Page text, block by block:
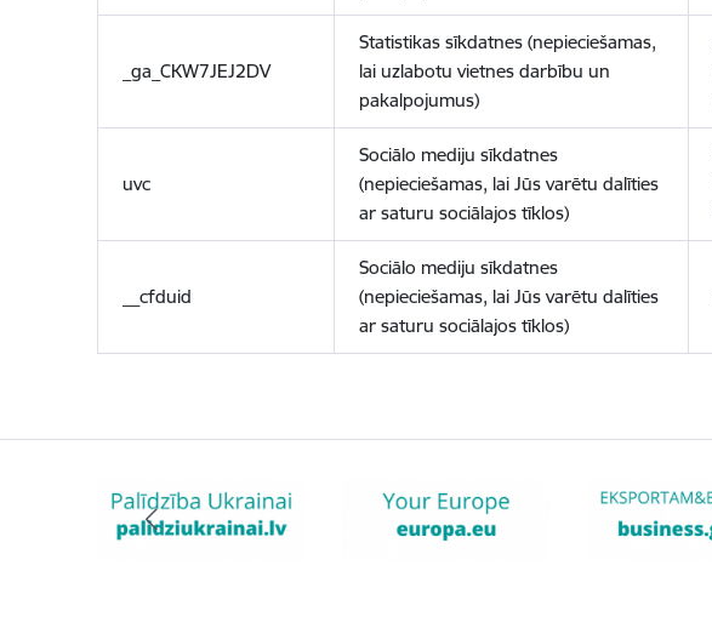
_ga_CKW7JEJ2DV
Statistikas sīkdatnes (nepieciešamas,
lai uzlabotu vietnes darbību un
pakalpojumus)
uvc
Sociālo mediju sīkdatnes
(nepieciešamas, lai Jūs varētu dalīties
ar saturu sociālajos tīklos)
__cfduid
Sociālo mediju sīkdatnes
(nepieciešamas, lai Jūs varētu dalīties
ar saturu sociālajos tīklos)